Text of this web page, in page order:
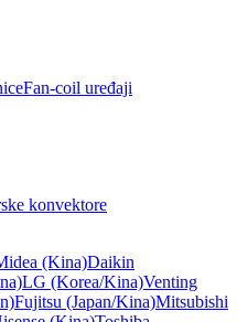
Fan-coil uređaji
konvektore
(Kina)Daikin
LG (Korea/Kina)Venting
Fujitsu (Japan/Kina)Mitsubishi